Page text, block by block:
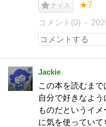
ナイス ★7
コメント(0)
Jackie
この本を読むま
自分で好きなよ
ものだというイ
に気を使っていて